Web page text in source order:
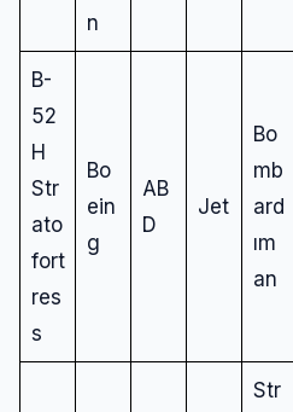
n
B-
52
H
Str
ato
fort
res
s
Bo
ein
g
AB
D
Jet
Bo
mb
ard
ım
an
Str